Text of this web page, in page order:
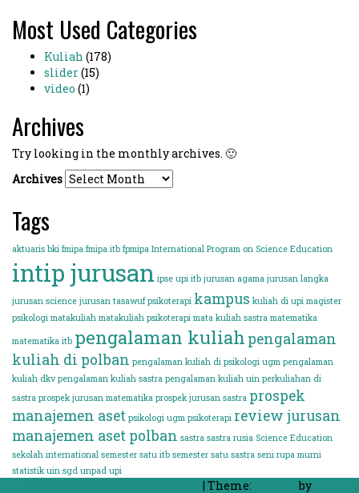
Most Used Categories
Kuliah (178)
slider(15)
video (1)
Archives
Try looking in the monthly archives. 🙂
Archives
Tags
aktuaris bki fmipa fmipa itb fpmipa International Program on Science Education
intip jurusan ipse upi itb jurusan agama jurusan langka
jurusan science jurusan tasawuf psikoterapi kampus kuliah di upi magister
psikologi matakuliah matakuliah psikoterapi mata kuliah sastra matematika
matematika itb pengalaman kuliah pengalaman
kuliah di polban pengalaman kuliah di psikologi ugm pengalaman
kuliah dkv pengalaman kuliah sastra pengalaman kuliah uin perkuliahan di
sastra prospek jurusan matematika prospek jurusan sastra prospek
manajemen aset psikologi ugm psikoterapi review jurusan
manajemen aset polban sastra sastra rusia Science Education
sekolah international semester satu itb semester satu sastra seni rupa murni
statistik uin sgd unpad upi
| Theme: by